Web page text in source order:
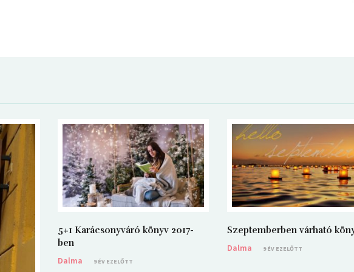
5+1 Karácsonyváró könyv 2017-
ben
Dalma
9 ÉV EZELŐTT
Szeptemberben várható
Dalma
9 ÉV EZELŐTT